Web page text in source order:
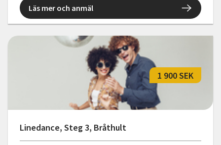
Läs mer och anmäl
Linedance, Steg 3, Bråthult
1 900 SEK